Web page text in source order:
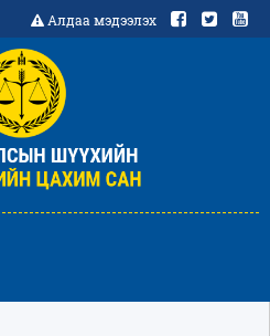
Алдаа мэдээлэх